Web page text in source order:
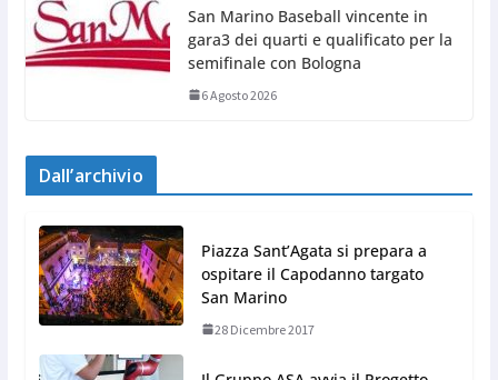
San Marino Baseball vincente in
gara3 dei quarti e qualificato per la
semifinale con Bologna
6 Agosto 2026
Dall’archivio
Piazza Sant’Agata si prepara a
ospitare il Capodanno targato
San Marino
28 Dicembre 2017